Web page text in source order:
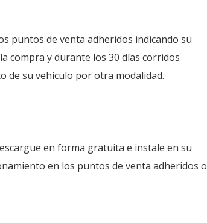
puntos de venta adheridos indicando su
compra y durante los 30 días corridos
de su vehículo por otra modalidad.
en forma gratuita e instale en su
en los puntos de venta adheridos o